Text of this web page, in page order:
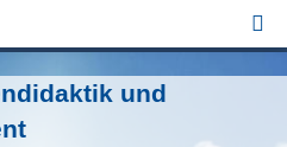
und